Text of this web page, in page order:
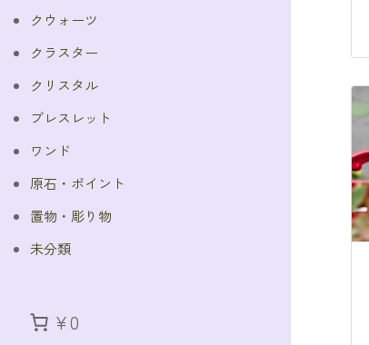
クウォーツ
クラスター
クリスタル
ブレスレット
ワンド
原石・ポイント
置物・彫り物
未分類
¥0